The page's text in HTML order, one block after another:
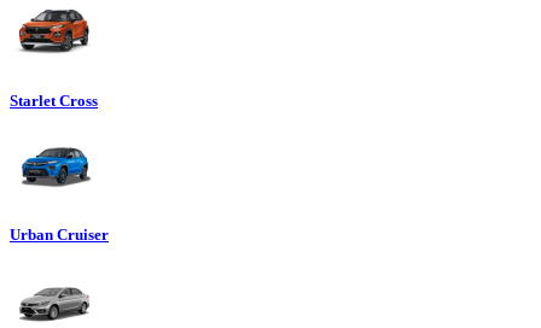
Starlet Cross
Urban Cruiser